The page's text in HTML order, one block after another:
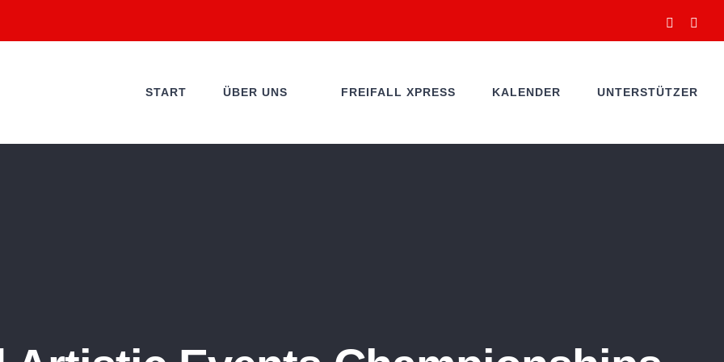
Facebook
START ÜBER UNS FREIFALL XPRESS KALENDER UNTERSTÜTZER